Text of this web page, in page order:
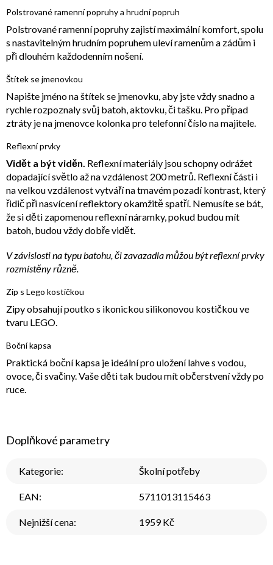
Polstrované ramenní popruhy a hrudní popruh
Polstrované ramenní popruhy zajistí maximální komfort, spolu
s nastavitelným hrudním popruhem uleví ramenům a zádům i
při dlouhém každodenním nošení.
Štítek se jmenovkou
Napište jméno na štítek se jmenovku, aby jste vždy snadno a
rychle rozpoznaly svůj batoh, aktovku, či tašku. Pro případ
ztráty je na jmenovce kolonka pro telefonní číslo na majitele.
Reflexní prvky
Vidět a být viděn. Reflexní materiály jsou schopny odrážet
dopadající světlo až na vzdálenost 200 metrů. Reflexní části i
na velkou vzdálenost vytváří na tmavém pozadí kontrast, který
řidič při nasvícení reflektory okamžitě spatří. Nemusíte se bát,
že si děti zapomenou reflexní náramky, pokud budou mít
batoh, budou vždy dobře vidět.
V závislosti na typu batohu, či zavazadla můžou být reflexní prvky
rozmístěny různě.
Zip s Lego kostičkou
Zipy obsahují poutko s ikonickou silikonovou kostičkou ve
tvaru LEGO.
Boční kapsa
Praktická boční kapsa je ideální pro uložení lahve s vodou,
ovoce, či svačiny. Vaše děti tak budou mít občerstvení vždy po
ruce.
Doplňkové parametry
Kategorie: Školní potřeby
EAN: 5711013115463
Nejnižší cena: 1959 Kč